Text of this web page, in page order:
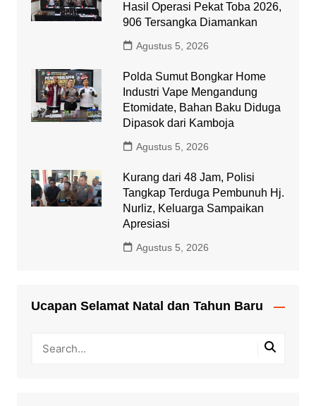
Hasil Operasi Pekat Toba 2026,
906 Tersangka Diamankan
Agustus 5, 2026
Polda Sumut Bongkar Home
Industri Vape Mengandung
Etomidate, Bahan Baku Diduga
Dipasok dari Kamboja
Agustus 5, 2026
Kurang dari 48 Jam, Polisi
Tangkap Terduga Pembunuh Hj.
Nurliz, Keluarga Sampaikan
Apresiasi
Agustus 5, 2026
Ucapan Selamat Natal dan Tahun Baru